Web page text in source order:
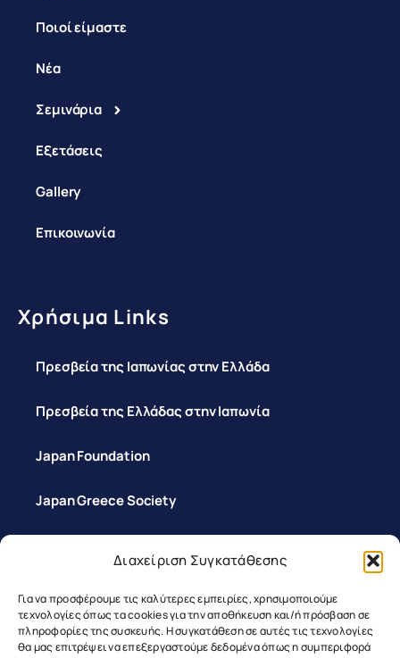
Διαχείριση Συγκατάθεσης
Για να προσφέρουμε τις καλύτερες εμπειρίες, χρησιμοποιούμε
τεχνολογίες όπως τα cookies για την αποθήκευση και/ή πρόσβαση σε
πληροφορίες της συσκευής. Η συγκατάθεση σε αυτές τις τεχνολογίες
θα μας επιτρέψει να επεξεργαστούμε δεδομένα όπως η συμπεριφορά
Ποιοί είμαστε
Νέα
Σεμινάρια
Εξετάσεις
Gallery
Επικοινωνία
Χρήσιμα Links
Πρεσβεία της Ιαπωνίας στην Ελλάδα
Πρεσβεία της Ελλάδας στην Ιαπωνία
Japan Foundation
Japan Greece Society
Επικοινωνία